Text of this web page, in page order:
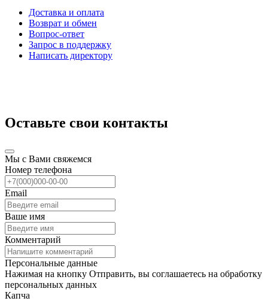
Доставка и оплата
Возврат и обмен
Вопрос-ответ
Запрос в поддержку
Написать директору
Оставьте свои контакты
Мы с Вами свяжемся
Номер телефона
Email
Ваше имя
Комментарий
Персональные данные
Нажимая на кнопку Отправить, вы соглашаетесь на обработку
персональных данных
Капча